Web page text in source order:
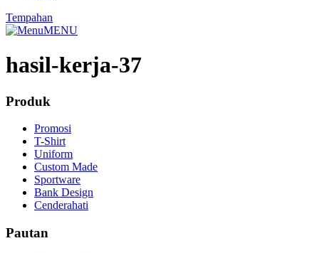
Tempahan
MENU
hasil-kerja-37
Produk
Promosi
T-Shirt
Uniform
Custom Made
Sportware
Bank Design
Cenderahati
Pautan